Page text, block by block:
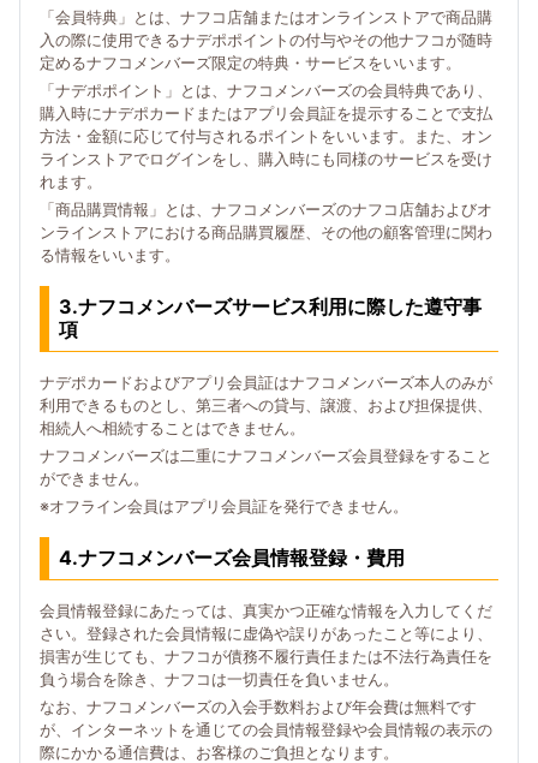
「会員特典」とは、ナフコ店舗またはオンラインストアで商品購
入の際に使用できるナデポポイントの付与やその他ナフコが随時
定めるナフコメンバーズ限定の特典・サービスをいいます。
「ナデポポイント」とは、ナフコメンバーズの会員特典であり、
購入時にナデポカードまたはアプリ会員証を提示することで支払
方法・金額に応じて付与されるポイントをいいます。また、オン
ラインストアでログインをし、購入時にも同様のサービスを受け
れます。
「商品購買情報」とは、ナフコメンバーズのナフコ店舗およびオ
ンラインストアにおける商品購買履歴、その他の顧客管理に関わ
る情報をいいます。
3.ナフコメンバーズサービス利用に際した遵守事
項
ナデポカードおよびアプリ会員証はナフコメンバーズ本人のみが
利用できるものとし、第三者への貸与、譲渡、および担保提供、
相続人へ相続することはできません。
ナフコメンバーズは二重にナフコメンバーズ会員登録をすること
ができません。
※オフライン会員はアプリ会員証を発行できません。
4.ナフコメンバーズ会員情報登録・費用
会員情報登録にあたっては、真実かつ正確な情報を入力してくだ
さい。登録された会員情報に虚偽や誤りがあったこと等により、
損害が生じても、ナフコが債務不履行責任または不法行為責任を
負う場合を除き、ナフコは一切責任を負いません。
なお、ナフコメンバーズの入会手数料および年会費は無料です
が、インターネットを通じての会員情報登録や会員情報の表示の
際にかかる通信費は、お客様のご負担となります。